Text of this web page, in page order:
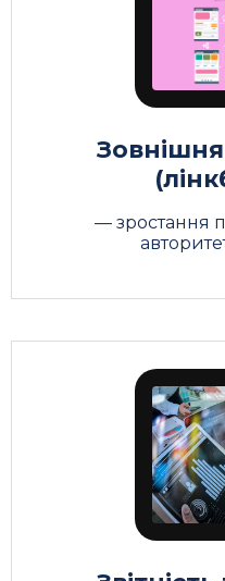
Зовнішня
— зростання
ім'я